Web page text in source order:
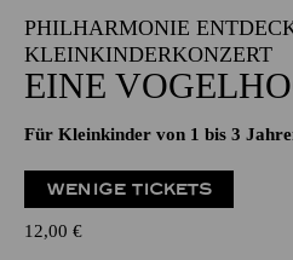
PHILHARMONIE
KLEINKINDERKONZERT
EINE
Für Kleinkinder von 1 bis 3
WENIGE TICKETS
12,00 €